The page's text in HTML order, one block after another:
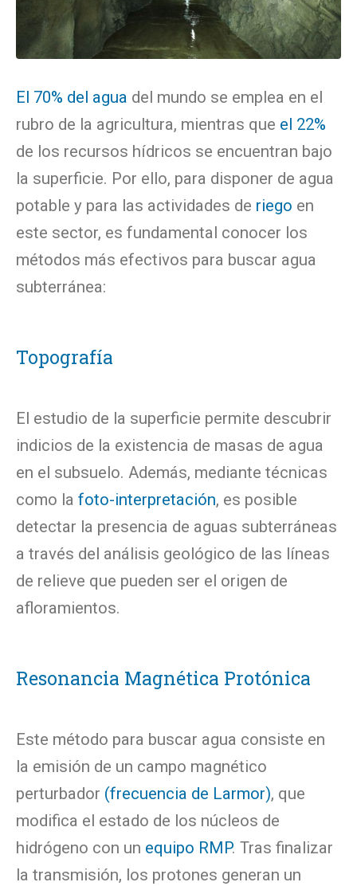
El 70% del agua del mundo se emplea en el
rubro de la agricultura, mientras que el 22%
de los recursos hídricos se encuentran bajo
la superficie. Por ello, para disponer de agua
potable y para las actividades de riego en
este sector, es fundamental conocer los
métodos más efectivos para buscar agua
subterránea:
Topografía
El estudio de la superficie permite descubrir
indicios de la existencia de masas de agua
en el subsuelo. Además, mediante técnicas
como la foto-interpretación, es posible
detectar la presencia de aguas subterráneas
a través del análisis geológico de las líneas
de relieve que pueden ser el origen de
afloramientos.
Resonancia Magnética Protónica
Este método para buscar agua consiste en
la emisión de un campo magnético
perturbador (frecuencia de Larmor), que
modifica el estado de los núcleos de
hidrógeno con un equipo RMP. Tras finalizar
la transmisión, los protones generan un